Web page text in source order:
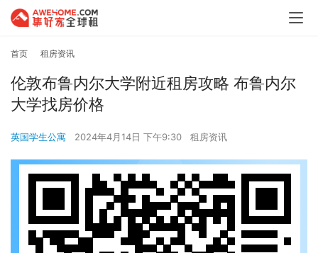
首页 租房资讯
伦敦布鲁内尔大学附近租房攻略 布鲁内尔
大学找房价格
英国学生公寓 2024年4月14日 下午9:30 租房资讯